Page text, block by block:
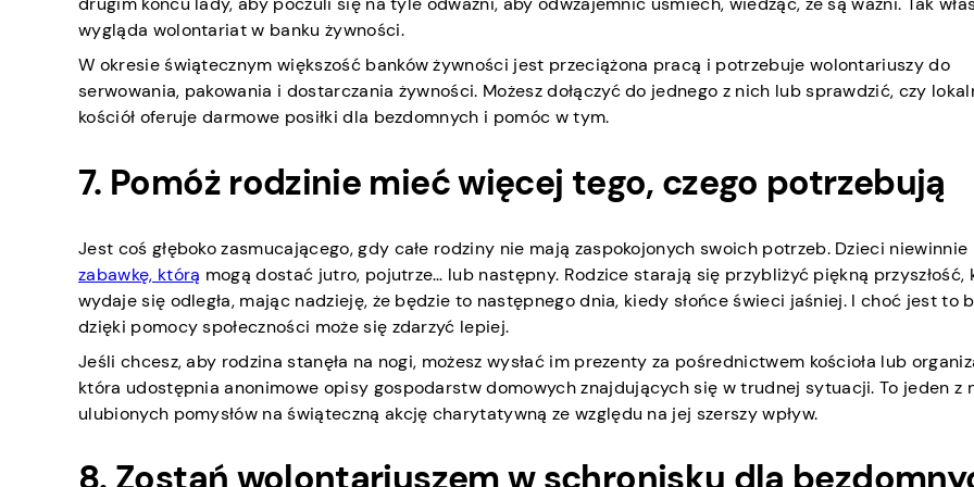
wygląda wolontariat w banku żywności.
W okresie świątecznym większość banków żywności jest przeciążona pracą i potrzebuje wolontariuszy do
serwowania, pakowania i dostarczania żywności. Możesz dołączyć do jednego z nich lub sprawdzić, czy
kościół oferuje darmowe posiłki dla bezdomnych i pomóc w tym.
7. Pomóż rodzinie mieć więcej tego, czego potrzebują
Jest coś głęboko zasmucającego, gdy całe rodziny nie mają zaspokojonych swoich potrzeb. Dzieci niewinnie
zabawkę, którą mogą dostać jutro, pojutrze… lub następny. Rodzice starają się przybliżyć piękną przyszłość,
wydaje się odległa, mając nadzieję, że będzie to następnego dnia, kiedy słońce świeci jaśniej. I choć jest to
dzięki pomocy społeczności może się zdarzyć lepiej.
Jeśli chcesz, aby rodzina stanęła na nogi, możesz wysłać im prezenty za pośrednictwem kościoła lub
która udostępnia anonimowe opisy gospodarstw domowych znajdujących się w trudnej sytuacji. To jeden z
ulubionych pomysłów na świąteczną akcję charytatywną ze względu na jej szerszy wpływ.